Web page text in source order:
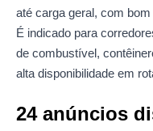
até carga geral, com
É indicado para
de combustível,
alta disponibilidade em
24 anúncios